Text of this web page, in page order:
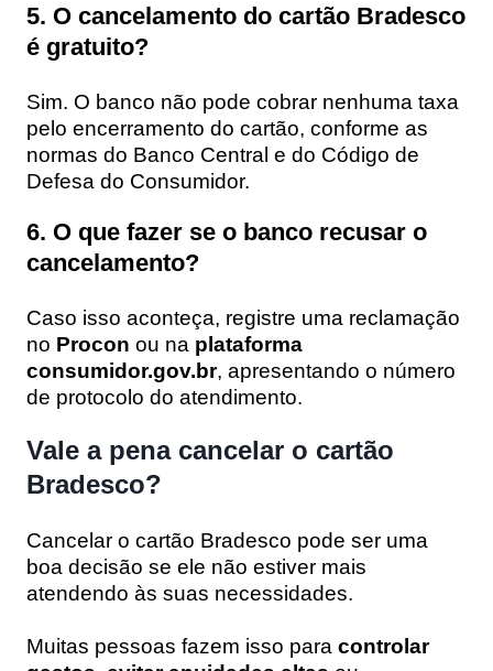
5. O cancelamento do cartão Bradesco
é gratuito?
Sim. O banco não pode cobrar nenhuma taxa
pelo encerramento do cartão, conforme as
normas do Banco Central e do Código de
Defesa do Consumidor.
6. O que fazer se o banco recusar o
cancelamento?
Caso isso aconteça, registre uma reclamação
no Procon ou na plataforma
consumidor.gov.br, apresentando o número
de protocolo do atendimento.
Vale a pena cancelar o cartão
Bradesco?
Cancelar o cartão Bradesco pode ser uma
boa decisão se ele não estiver mais
atendendo às suas necessidades.
Muitas pessoas fazem isso para controlar